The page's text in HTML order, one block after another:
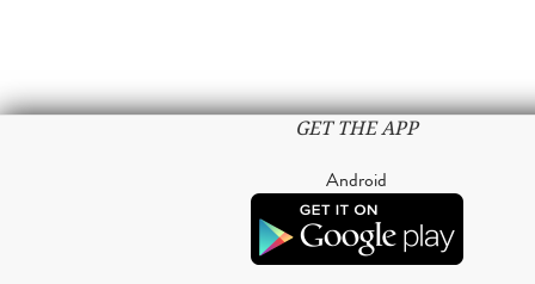
GET THE APP
Android